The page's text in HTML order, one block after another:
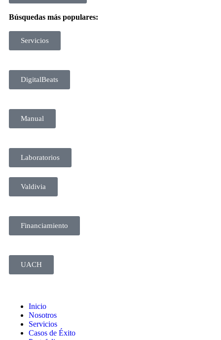
Búsquedas más populares:
Servicios
DigitalBeats
Manual
Laboratorios
Valdivia
Financiamiento
UACH
Inicio
Nosotros
Servicios
Casos de Éxito